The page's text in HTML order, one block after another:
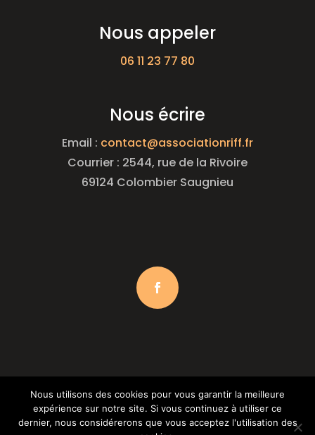
Nous appeler
06 11 23 77 80
Nous écrire
Email : contact@associationriff.fr
Courrier : 2544, rue de la Rivoire
69124 Colombier Saugnieu
Nous utilisons des cookies pour vous garantir la meilleure
expérience sur notre site. Si vous continuez à utiliser ce
dernier, nous considérerons que vous acceptez l'utilisation des